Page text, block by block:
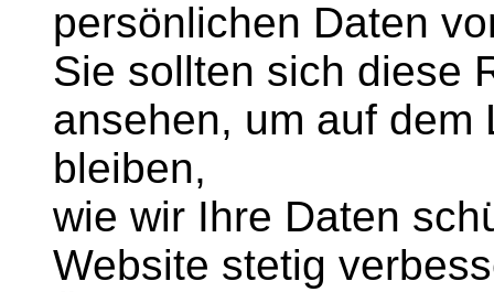
persönlichen Daten
Sie sollten sich diese
ansehen, um auf dem
bleiben,
wie wir Ihre Daten
Website stetig